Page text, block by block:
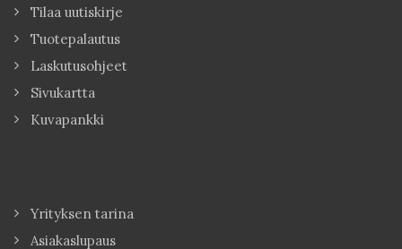
Tilaa uutiskirje
Tuotepalautus
Laskutusohjeet
Sivukartta
Kuvapankki
Yrityksen tarina
Asiakaslupaus